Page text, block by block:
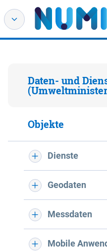
Daten- und
Objekte
Dienste
Geodaten
Messdaten
Mobile